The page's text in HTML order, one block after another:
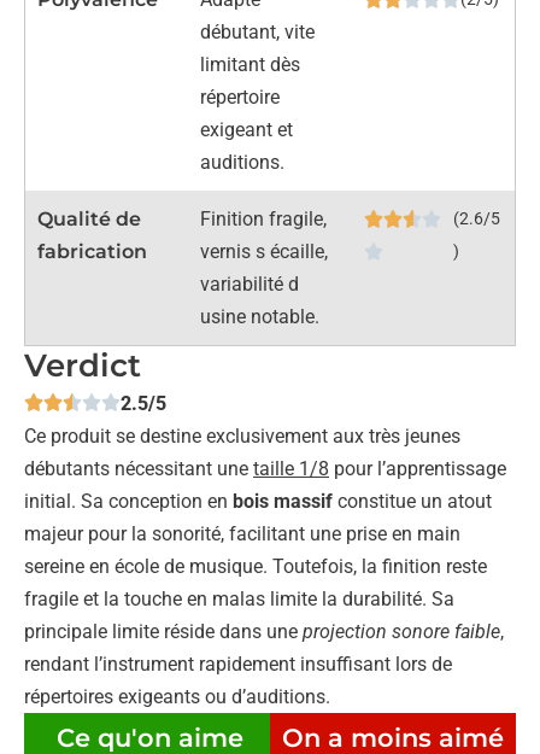
débutant, vite
limitant dès
répertoire
exigeant et
auditions.
Qualité de
fabrication
Finition fragile,
vernis s écaille,
variabilité d
usine notable.
(2.6/5
)
Verdict
2.5/5
Ce produit se destine exclusivement aux très jeunes
débutants nécessitant une taille 1/8 pour l’apprentissage
initial. Sa conception en bois massif constitue un atout
majeur pour la sonorité, facilitant une prise en main
sereine en école de musique. Toutefois, la finition reste
fragile et la touche en malas limite la durabilité. Sa
principale limite réside dans une projection sonore faible,
rendant l’instrument rapidement insuffisant lors de
répertoires exigeants ou d’auditions.
Ce qu'on aime On a moins aimé